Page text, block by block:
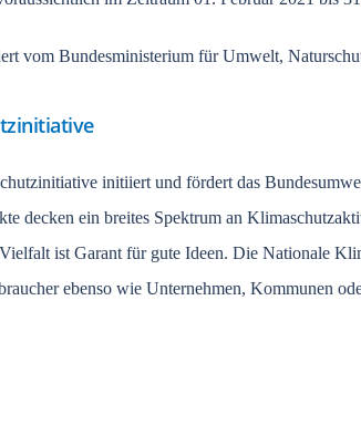
vom Bundesministerium für Umwelt,
initiiert und fördert das
decken ein breites Spektrum an
ist Garant für gute Ideen. Die Nationale
ebenso wie Unternehmen, Kommunen